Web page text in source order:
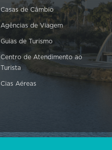
Casas de Câmbio
Agências de Viagem
Guias de Turismo
Centro de Atendimento ao
Turista
Cias Aéreas